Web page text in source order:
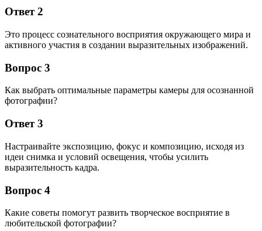
Ответ 2
Это процесс сознательного восприятия окружающего мира и
активного участия в создании выразительных изображений.
Вопрос 3
Как выбрать оптимальные параметры камеры для осознанной
фотографии?
Ответ 3
Настраивайте экспозицию, фокус и композицию, исходя из
идеи снимка и условий освещения, чтобы усилить
выразительность кадра.
Вопрос 4
Какие советы помогут развить творческое восприятие в
любительской фотографии?